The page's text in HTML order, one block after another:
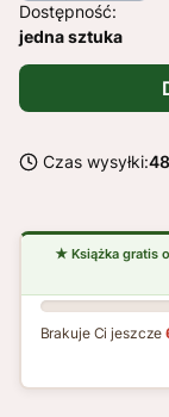
Dostępność:
jedna sztuka
Czas wysyłki:
Brakuje Ci jeszcze